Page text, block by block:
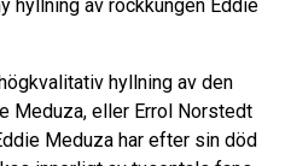
hyllning av rockkungen Eddie
hyllning av den
Meduza, eller Errol Norstedt
Meduza har efter sin död